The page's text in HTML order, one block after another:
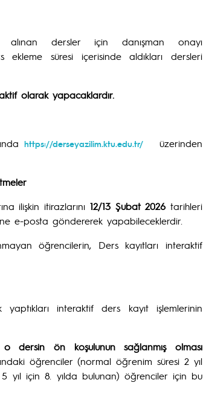
alınan dersler için danışman onayı
süresi içerisinde aldıkları dersleri
olarak yapacaklardır.
https://derseyazilim.ktu.edu.tr/
üzerinden
ilişkin itirazlarını 12/13 Şubat 2026tarihleri
e-posta göndererek yapabileceklerdir.
öğrencilerin, Ders kayıtları interaktif
interaktif ders kayıt işlemlerinin
dersin ön koşulunun sağlanmış olması
öğrenciler (normal öğrenim süresi 2 yıl
yıl için 8. yılda bulunan) öğrenciler için bu